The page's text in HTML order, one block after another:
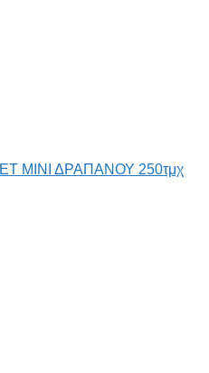
ΜΙΝΙ ΔΡΑΠΑΝΟΥ 250τμχ